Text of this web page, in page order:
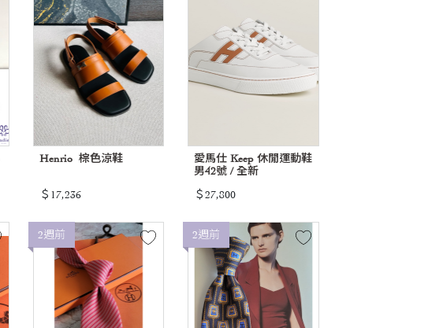
Henrio 棕色涼鞋
＄17,236
愛馬仕 Keep 休閒運動鞋
男42號 / 全新
＄27,800
2週前 2週前